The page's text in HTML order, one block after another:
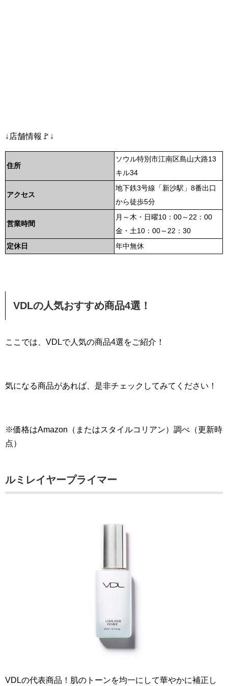
↓店舗情報🚩↓
住所
ソウル特別市江南区島山大路13
キル34
アクセス
地下鉄3号線「新沙駅」8番出口
から徒歩5分
営業時間
月～木・日曜10：00～22：00
金・土10：00～22：30
定休日
年中無休
VDLの人気おすすめ商品4選！
ここでは、VDLで人気の商品4選をご紹介！
気になる商品があれば、是非チェックしてみてください！
※価格はAmazon（またはスタイルコリアン）調べ（更新時
点）
ルミレイヤープライマー
VDLの代表商品！肌のトーンを均一にして華やかに補正し